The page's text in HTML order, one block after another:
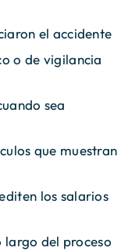
el accidente
o de vigilancia
sea
que muestran
los salarios
largo del proceso